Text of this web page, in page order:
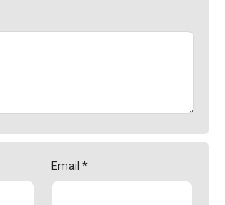
Email *